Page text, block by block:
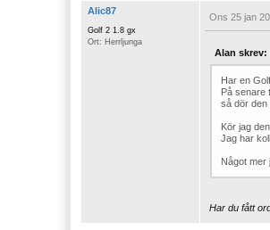
Alic87
Golf 2 1.8 gx
Ort: Herrljunga
Ons 25 jan
Alan skrev:
Har en
På senare
så dör den
Kör jag
Jag har
Något mer
Har du fått